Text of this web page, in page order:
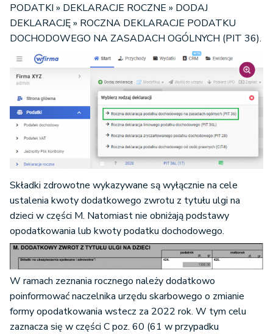
PODATKI » DEKLARACJE ROCZNE » DODAJ
DEKLARACJĘ » ROCZNA DEKLARACJE PODATKU
DOCHODOWEGO NA ZASADACH OGÓLNYCH (PIT 36).
Składki zdrowotne wykazywane są wyłącznie na cele
ustalenia kwoty dodatkowego zwrotu z tytułu ulgi na
dzieci w części M. Natomiast nie obniżają podstawy
opodatkowania lub kwoty podatku dochodowego.
W ramach zeznania rocznego należy dodatkowo
poinformować naczelnika urzędu skarbowego o zmianie
formy opodatkowania wstecz za 2022 rok. W tym celu
zaznacza się w części C poz. 60 (61 w przypadku